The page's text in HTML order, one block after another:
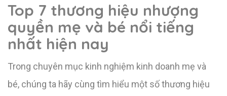
Top 7 thương hiệu nhượng
quyền mẹ và bé nổi tiếng
nhất hiện nay
Trong chuyên mục kinh nghiệm kinh doanh mẹ và
bé, chúng ta hãy cùng tìm hiểu một số thương hiệu